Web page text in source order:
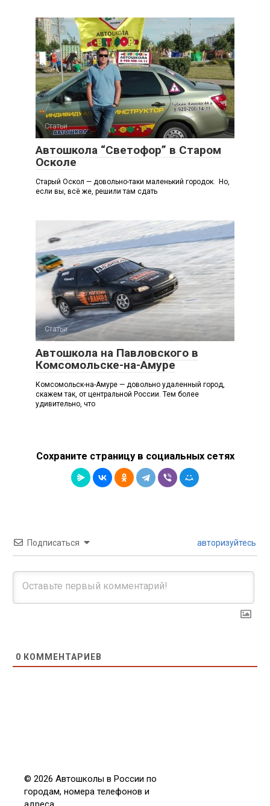
Статьи
Автошкола “Светофор” в Старом
Осколе
Старый Оскол — довольно-таки маленький городок. Но,
если вы, всё же, решили там сдать
Статьи
Автошкола на Павловского в
Комсомольске-на-Амуре
Комсомольск-на-Амуре — довольно удаленный город,
скажем так, от центральной России. Тем более
удивительно, что
Сохраните страницу в социальных сетях
Подписаться авторизуйтесь
0 КОММЕНТАРИЕВ
© 2026 Автошколы в России по
городам, номера телефонов и